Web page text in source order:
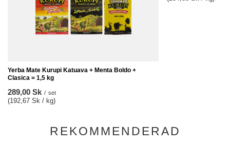
Yerba Mate Kurupi Katuava + Menta Boldo +
Clasica = 1,5 kg
289,00 Sk / set
(192,67 Sk / kg)
REKOMMENDERAD